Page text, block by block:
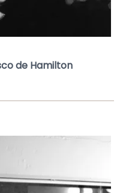
de Hamilton